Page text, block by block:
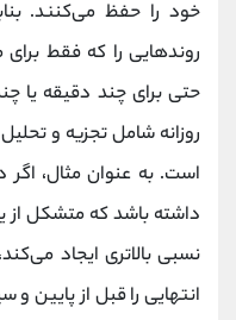
خود را حفظ می‌کنند.
روندهایی را که فقط
حتی برای چند دقیقه یا
روزانه شامل تجزیه و
است. به عنوان مثال،
داشته باشد که متشکل
نسبی بالاتری ایجاد
انتهایی را قبل از پایین